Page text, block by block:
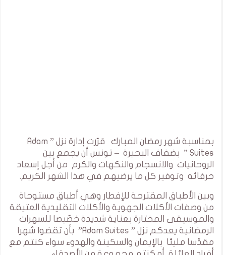
بمناسبة شهر رمضان المبارك قرّرت إدارة نزل ” Adam
Suites ” بضفاف البحيرة – تونس أن يجمع بين
الروحانيات والانسجام والنكهات والكرم من أجل إسعاد
حرفائه وتوفير كل ما يرضيهم في هذا الشهر الكريم.
وبين الأطباق المقترحة للإفطار وهي أطباق مستوحاة
من وصفات الأكلات الجهوية والأكلات التقليدية العتيقة
والموسيقى المختارة بعناية شديدة خصّيصا للسهرات
الرمضانية يعدكم نزل ” Adam Suites” بأن تقضوا شهرا
مقدّسا مليئا بالإيمان والسكينة والهدوء سواء كنتم مع